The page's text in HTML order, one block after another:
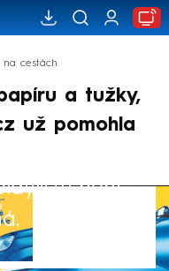
na cestách
a tužky,
už pomohla
není